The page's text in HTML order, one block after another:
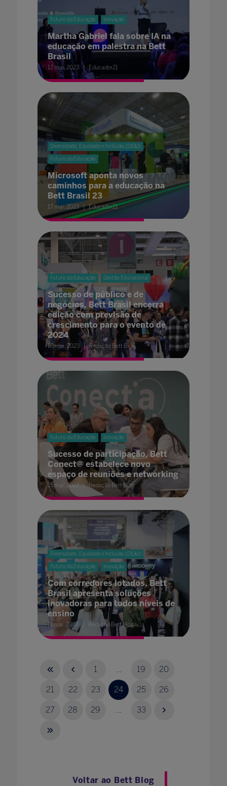
Futuro da Educação Inovação
Martha Gabriel fala sobre IA na
educação em palestra na Bett
Brasil
17 mai. 2023 Educador21
Diversidade, Equidade e Inclusão (DE&I)
Futuro da Educação
Microsoft aponta novos
caminhos para a educação na
Bett Brasil 23
17 mai. 2023 Educador21
Futuro da Educação Gestão Educacional
Sucesso de público e de
negócios, Bett Brasil encerra
edição com previsão de
crescimento para o evento de
2024
16 mai. 2023 Redação Bett Blog
Futuro da Educação Inovação
Sucesso de participação, Bett
Conect@ estabelece novo
espaço de reuniões e networking
15 mai. 2023 Redação Bett Blog
Diversidade, Equidade e Inclusão (DE&I)
Futuro da Educação Inovação
Com corredores lotados, Bett
Brasil apresenta soluções
inovadoras para todos níveis de
ensino
11 mai. 2023 Redação Bett Blog
1 ... 19 20
21 22 23 24 25 26
27 28 29 ... 33
Voltar ao Bett Blog